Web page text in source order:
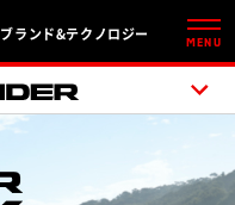
ブランド&テクノロジー
MENU